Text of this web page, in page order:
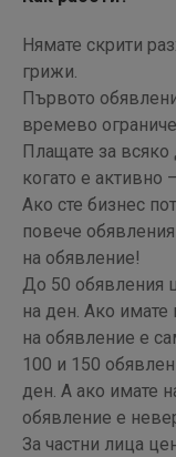
Нямате скрити
грижи.
Първото
времево
Плащате за
когато е активно
Ако сте бизнес
повече
на обявление!
До 50 обявления
на ден. Ако
на обявление е
100 и 150
ден. А ако имате
обявление е
За частни лица